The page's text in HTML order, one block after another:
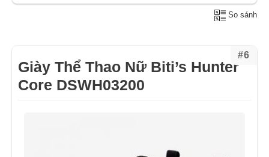
So sánh
#6
Giày Thể Thao Nữ Biti’s Hunter
Core DSWH03200